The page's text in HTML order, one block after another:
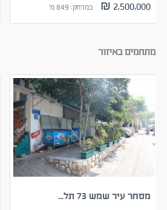
2,500,000 ₪ במרחק: 849 מ'
מתחמים באיזור
מסחר עיר שמש 73 תל...